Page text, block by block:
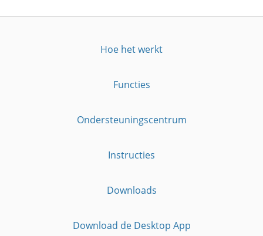
Hoe het werkt
Functies
Ondersteuningscentrum
Instructies
Downloads
Download de Desktop App